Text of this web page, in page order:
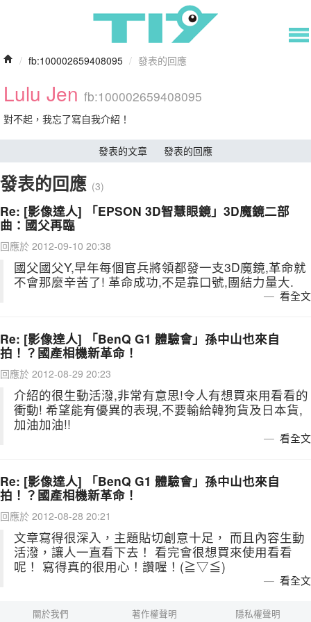
/ fb:100002659408095 / 發表的回應
Lulu Jen fb:100002659408095
對不起，我忘了寫自我介紹！
發表的文章 發表的回應
發表的回應 (3)
Re: [影像達人] 「EPSON 3D智慧眼鏡」3D魔鏡二部
曲：國父再臨
回應於 2012-09-10 20:38
國父國父Y,早年每個官兵將領都發一支3D魔鏡,革命就
不會那麼辛苦了! 革命成功,不是靠口號,團結力量大.
看全文
Re: [影像達人] 「BenQ G1 體驗會」孫中山也來自
拍！？國產相機新革命！
回應於 2012-08-29 20:23
介紹的很生動活潑,非常有意思!令人有想買來用看看的
衝動! 希望能有優異的表現,不要輸給韓狗貨及日本貨,
加油加油!!
看全文
Re: [影像達人] 「BenQ G1 體驗會」孫中山也來自
拍！？國產相機新革命！
回應於 2012-08-28 20:21
文章寫得很深入，主題貼切創意十足， 而且內容生動
活潑，讓人一直看下去！ 看完會很想買來使用看看
呢！ 寫得真的很用心！讚喔！(≧▽≦)
看全文
關於我們 著作權聲明 隱私權聲明